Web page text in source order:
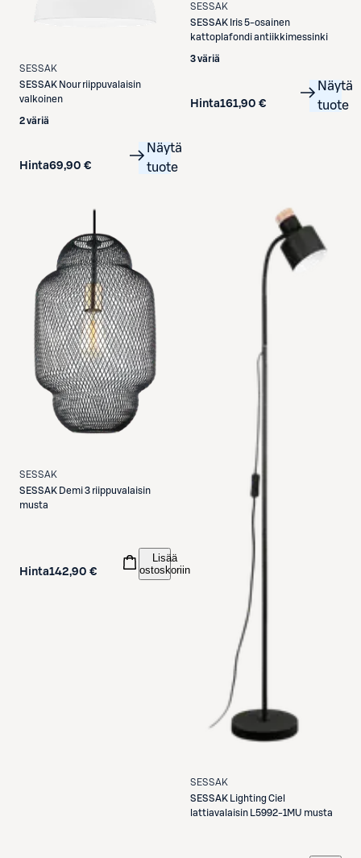
SESSAK
SESSAK Nour riippuvalaisin
valkoinen
2 väriä
Hinta69,90 €
Näytä
tuote
SESSAK
SESSAK Iris 5-osainen
kattoplafondi antiikkimessinki
3 väriä
Hinta161,90 €
Näytä
tuote
SESSAK
SESSAK Demi 3 riippuvalaisin
musta
Hinta142,90 €
Lisää
ostoskoriin
SESSAK
SESSAK
Lighting Ciel
lattiavalaisin L5992-1MU musta